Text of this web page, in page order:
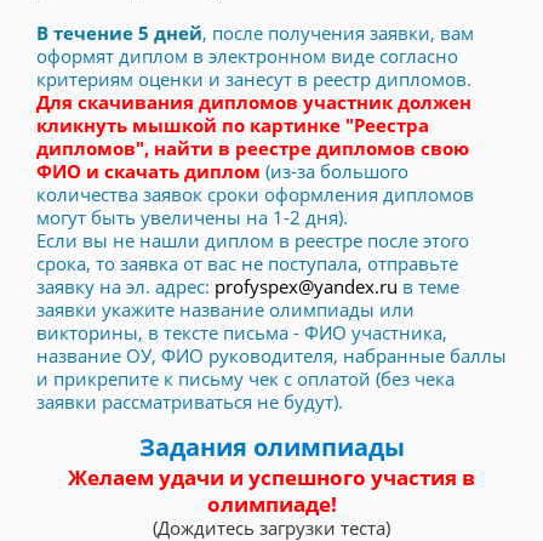
В течение 5 дней, после получения заявки, вам
оформят диплом в электронном виде согласно
критериям оценки и занесут в реестр дипломов.
Для скачивания дипломов участник должен
кликнуть мышкой по картинке "Реестра
дипломов", найти в реестре дипломов свою
ФИО и скачать диплом (из-за большого
количества заявок сроки оформления дипломов
могут быть увеличены на 1-2 дня).
Если вы не нашли диплом в реестре после этого
срока, то заявка от вас не поступала, отправьте
заявку на эл. адрес: profyspex@yandex.ru в теме
заявки укажите название олимпиады или
викторины, в тексте письма - ФИО участника,
название ОУ, ФИО руководителя, набранные баллы
и прикрепите к письму чек с оплатой (без чека
заявки рассматриваться не будут).
Задания олимпиады
Желаем удачи и успешного участия в
олимпиаде!
(Дождитесь загрузки теста)